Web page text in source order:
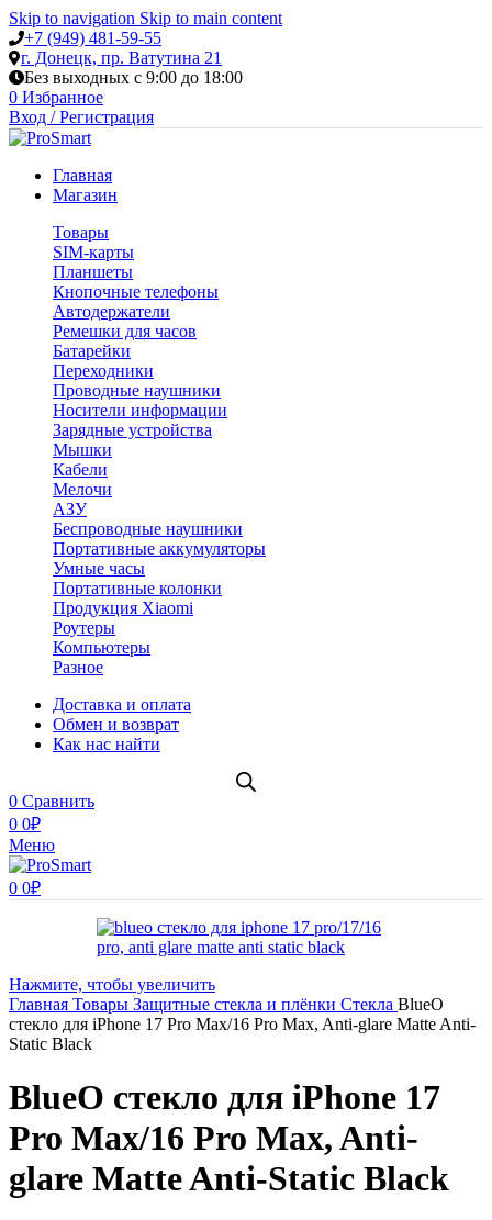
Skip to navigation Skip to main content
+7 (949) 481-59-55
г. Донецк, пр. Ватутина 21
Без выходных с 9:00 до 18:00
0 Избранное
Вход / Регистрация
Главная
Магазин
Товары
SIM-карты
Планшеты
Кнопочные телефоны
Автодержатели
Ремешки для часов
Батарейки
Переходники
Проводные наушники
Носители информации
Зарядные устройства
Мышки
Кабели
Мелочи
АЗУ
Беспроводные наушники
Портативные аккумуляторы
Умные часы
Портативные колонки
Продукция Xiaomi
Роутеры
Компьютеры
Разное
Доставка и оплата
Обмен и возврат
Как нас найти
0 Сравнить
0 0₽
Меню
0 0₽
Нажмите, чтобы увеличить
Главная Товары Защитные стекла и плёнки Стекла BlueO
стекло для iPhone 17 Pro Max/16 Pro Max, Anti-glare Matte Anti-
Static Black
BlueO стекло для iPhone 17
Pro Max/16 Pro Max, Anti-
glare Matte Anti-Static Black